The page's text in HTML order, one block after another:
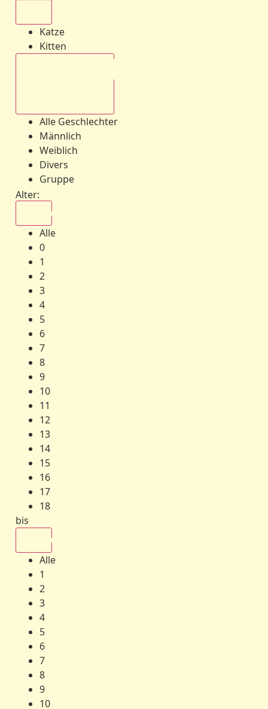
Katze
Kitten
Alle Geschlechter
Männlich
Weiblich
Divers
Gruppe
Alter:
Alle
0
1
2
3
4
5
6
7
8
9
10
11
12
13
14
15
16
17
18
bis
Alle
1
2
3
4
5
6
7
8
9
10